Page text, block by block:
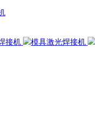
接机 模具激光焊接机